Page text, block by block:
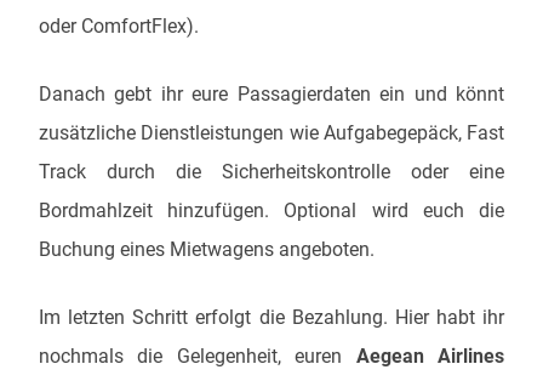
oder ComfortFlex).
Danach gebt ihr eure Passagierdaten ein und könnt
zusätzliche Dienstleistungen wie Aufgabegepäck, Fast
Track durch die Sicherheitskontrolle oder eine
Bordmahlzeit hinzufügen. Optional wird euch die
Buchung eines Mietwagens angeboten.
Im letzten Schritt erfolgt die Bezahlung. Hier habt ihr
nochmals die Gelegenheit, euren Aegean Airlines